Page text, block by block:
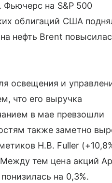
Фьючерс на S&P 500
облигаций США
нефть Brent
освещения и
что его выручка
в мае превзошли
также заметно
H.B. Fuller
тем цена акций
понизилась на 0,3%.